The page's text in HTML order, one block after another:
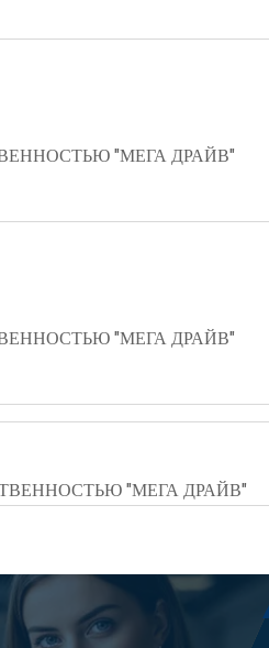
"МЕГА ДРАЙВ"
"МЕГА ДРАЙВ"
"МЕГА ДРАЙВ"